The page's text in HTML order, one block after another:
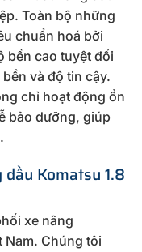
Toàn bộ những
chuẩn hoá bởi
bền cao tuyệt đối
và độ tin cậy.
chỉ hoạt động ổn
bảo dưỡng, giúp
dầu Komatsu 1.8
xe nâng
Nam. Chúng tôi